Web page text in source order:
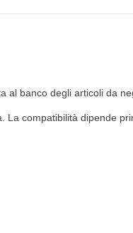
banco degli articoli da
La compatibilità dipende